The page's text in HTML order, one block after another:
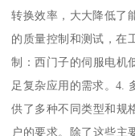
转换效率，大大降低了
的质量控制和测试，在
制：西门子的伺服电机
足复杂应用的需求。4.
供了多种不同类型和规
户的要求。除了这些主